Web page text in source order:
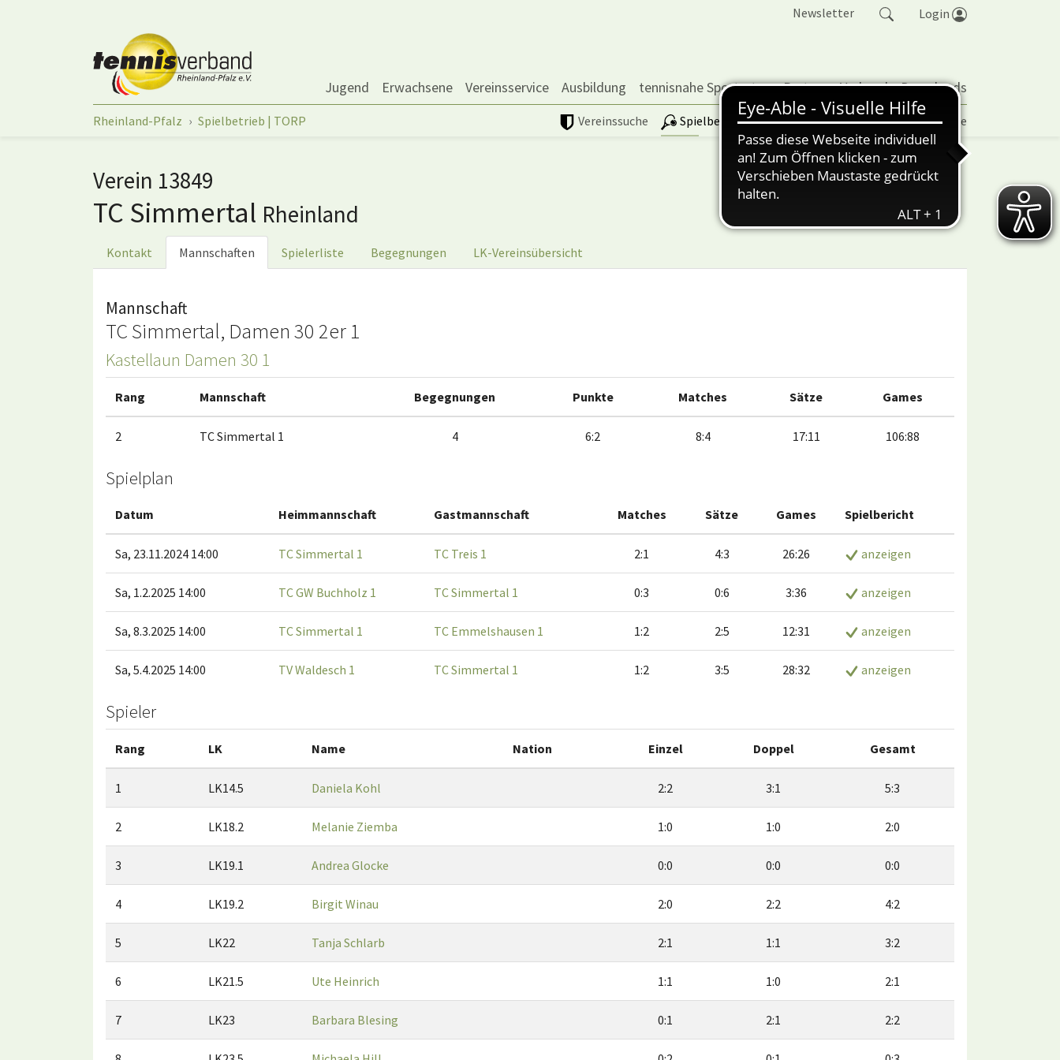
Newsletter Login
Jugend Erwachsene Vereinsservice Ausbildung tennisnahe Sportarten Partner Verband Downloads
Vereinssuche Spielbetrieb | TORP Vereinspokal Turniere
Sie sind hier:
Rheinland-Pfalz Spielbetrieb | TORP
Verein 13849
TC Simmertal Rheinland
Kontakt Mannschaften Spielerliste Begegnungen LK-Vereinsübersicht
Mannschaft
TC Simmertal, Damen 30 2er 1
Kastellaun Damen 30 1
Rang Mannschaft Begegnungen Punkte Matches Sätze Games
2 TC Simmertal 1 4 6:2 8:4 17:11 106:88
Spielplan
Datum Heimmannschaft Gastmannschaft Matches Sätze Games Spielbericht
Sa, 23.11.2024 14:00 TC Simmertal 1 TC Treis 1 2:1 4:3 26:26 anzeigen
Sa, 1.2.2025 14:00 TC GW Buchholz 1 TC Simmertal 1 0:3 0:6 3:36 anzeigen
Sa, 8.3.2025 14:00 TC Simmertal 1 TC Emmelshausen 1 1:2 2:5 12:31 anzeigen
Sa, 5.4.2025 14:00 TV Waldesch 1 TC Simmertal 1 1:2 3:5 28:32 anzeigen
Spieler
Rang LK Name Nation Einzel Doppel Gesamt
1 LK14.5 Daniela Kohl 2:2 3:1 5:3
2 LK18.2 Melanie Ziemba 1:0 1:0 2:0
3 LK19.1 Andrea Glocke 0:0 0:0 0:0
4 LK19.2 Birgit Winau 2:0 2:2 4:2
5 LK22 Tanja Schlarb 2:1 1:1 3:2
6 LK21.5 Ute Heinrich 1:1 1:0 2:1
7 LK23 Barbara Blesing 0:1 2:1 2:2